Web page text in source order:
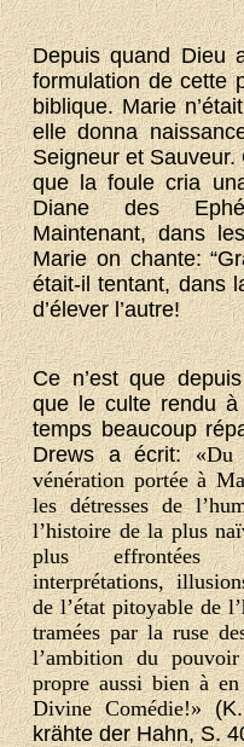
Depuis quand Dieu
formulation de cette
biblique. Marie
elle donna
Seigneur et Sauveur.
que la foule cria
Diane des
Maintenant, dans
Marie on chante:
était-il tentant, dans
d’élever l’autre!
Ce n’est que
que le culte rendu à
temps beaucoup
Drews a écrit:«Du
vénération portée à
les détresses de
l’histoire de la plus
plus effrontées
interprétations,
de l’état pitoyable de
tramées par la ruse
l’ambition du
propre aussi bien à
Divine Comédie!»(K.
krähte der Hahn, S.